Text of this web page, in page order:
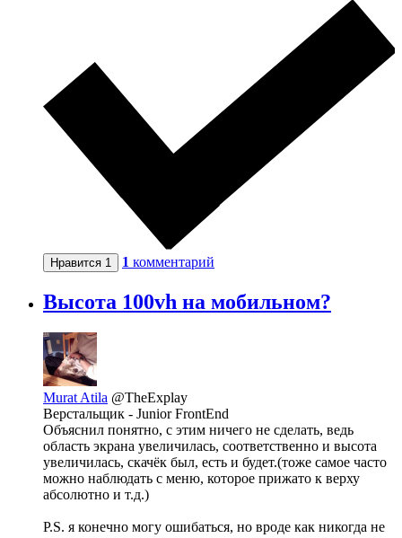
Нравится 1 1 комментарий
Высота 100vh на мобильном?
Murat Atila @TheExplay
Верстальщик - Junior FrontEnd
Объяснил понятно, с этим ничего не сделать, ведь
область экрана увеличилась, соответственно и высота
увеличилась, скачёк был, есть и будет.(тоже самое часто
можно наблюдать с меню, которое прижато к верху
абсолютно и т.д.)
P.S. я конечно могу ошибаться, но вроде как никогда не